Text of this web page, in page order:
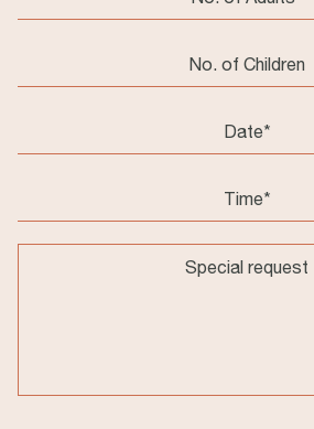
adults
Pax
children
Date
Message